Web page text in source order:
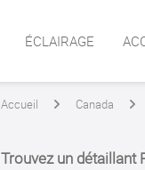
ÉCLAIRAGE
Accueil arrow Canada arrow
Trouvez un détaillant